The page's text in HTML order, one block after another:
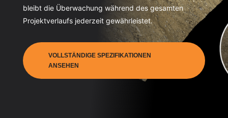
bleibt die Überwachung während des gesamten
Projektverlaufs jederzeit gewährleistet.
VOLLSTÄNDIGE SPEZIFIKATIONEN
ANSEHEN